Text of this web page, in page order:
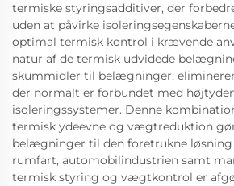
termiske styringsadditiver, der
uden at påvirke
optimal termisk kontrol i krævende
natur af de termisk udvidede
skummidler til belægninger,
der normalt er forbundet med
isoleringssystemer. Denne
termisk ydeevne og vægtreduktion
belægninger til den foretrukne
rumfart, automobilindustrien samt
termisk styring og vægtkontrol er